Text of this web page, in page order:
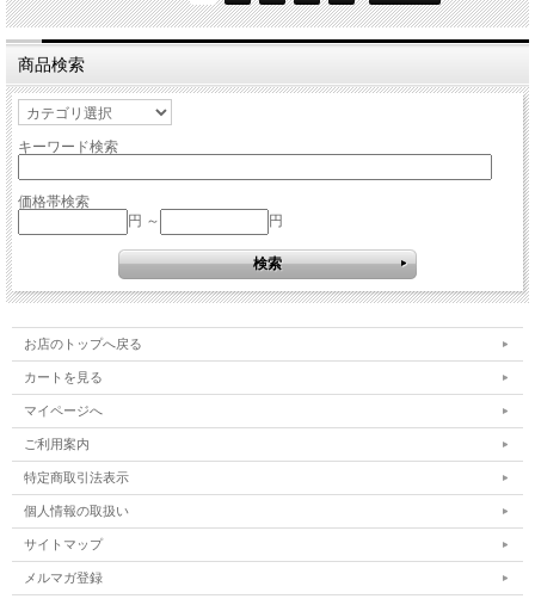
商品検索
キーワード検索
価格帯検索
円 ～
円
お店のトップへ戻る
カートを見る
マイページへ
ご利用案内
特定商取引法表示
個人情報の取扱い
サイトマップ
メルマガ登録